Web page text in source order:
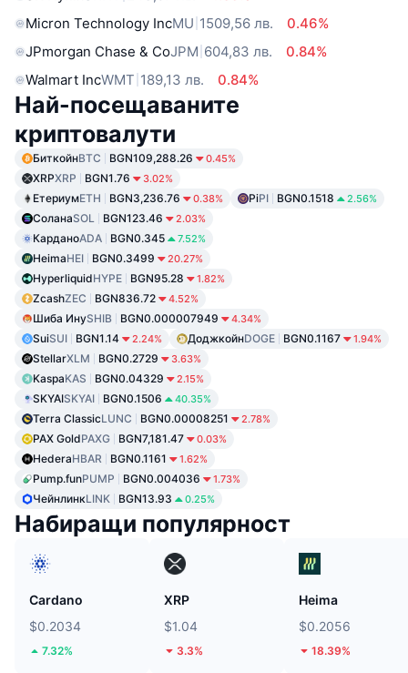
Micron Technology IncMU 1509,56 лв.
0.46%
JPmorgan Chase & CoJPM 604,83 лв.
0.84%
Walmart IncWMT 189,13 лв. 0.84%
Най-посещаваните
криптовалути
БиткойнBTC BGN109,288.26 0.45%
XRPXRP BGN1.76 3.02%
ЕтериумETH BGN3,236.76 0.38% PiPI BGN0.1518 2.56%
СоланаSOL BGN123.46 2.03%
КарданоADA BGN0.345 7.52%
HeimaHEI BGN0.3499 20.27%
HyperliquidHYPE BGN95.28 1.82%
ZcashZEC BGN836.72 4.52%
Шиба ИнуSHIB BGN0.000007949 4.34%
SuiSUI BGN1.14 2.24% ДоджкойнDOGE BGN0.1167 1.94%
StellarXLM BGN0.2729 3.63%
KaspaKAS BGN0.04329 2.15%
SKYAISKYAI BGN0.1506 40.35%
Terra ClassicLUNC BGN0.00008251 2.78%
PAX GoldPAXG BGN7,181.47 0.03%
HederaHBAR BGN0.1161 1.62%
Pump.funPUMP BGN0.004036 1.73%
ЧейнлинкLINK BGN13.93 0.25%
Набиращи популярност
Cardano
$0.2034
7.32%
XRP
$1.04
3.3%
Heima
$0.2056
18.39%